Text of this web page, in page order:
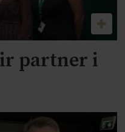
partner i